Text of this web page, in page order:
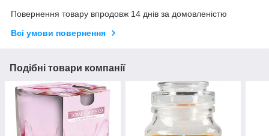
Повернення товару впродовж 14 днів за домовленістю
Всі умови повернення
Подібні товари компанії